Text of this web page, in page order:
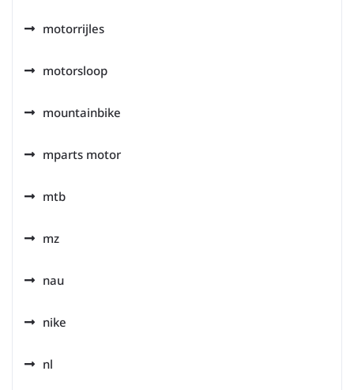
motorrijles
motorsloop
mountainbike
mparts motor
mtb
mz
nau
nike
nl